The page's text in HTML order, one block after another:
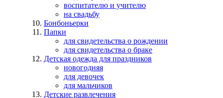
воспитателю и учителю
на свадьбу
Бонбоньерки
Папки
для свидетельства о рождении
для свидетельства о браке
Детская одежда для праздников
новогодняя
для девочек
для мальчиков
Детские развлечения